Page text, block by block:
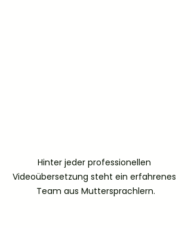
Hinter jeder professionellen
Videoübersetzung steht ein erfahrenes
Team aus Muttersprachlern.